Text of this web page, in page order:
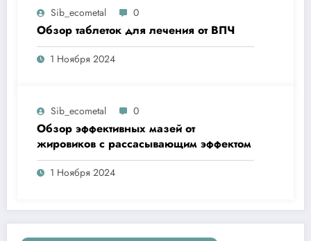
Sib_ecometal 0
Обзор таблеток для лечения от ВПЧ
1 Ноября 2024
Sib_ecometal 0
Обзор эффективных мазей от
жировиков с рассасывающим эффектом
1 Ноября 2024